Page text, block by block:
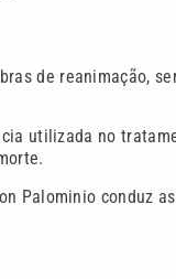
de reanimação,
utilizada no
Palominio conduz as